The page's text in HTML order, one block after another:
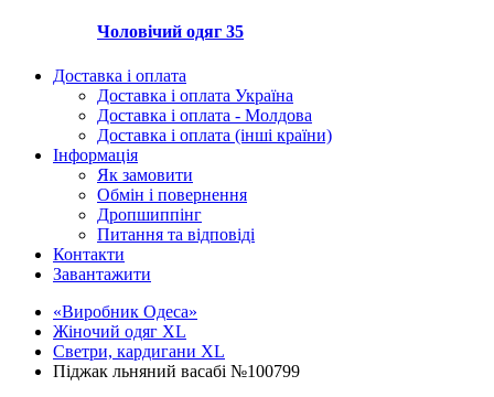
Чоловічий одяг 35
Доставка і оплата
Доставка і оплата Україна
Доставка і оплата - Молдова
Доставка і оплата (інші країни)
Інформація
Як замовити
Обмін і повернення
Дропшиппінг
Питання та відповіді
Контакти
Завантажити
«Виробник Одеса»
Жіночий одяг XL
Светри, кардигани XL
Піджак льняний васабі №100799